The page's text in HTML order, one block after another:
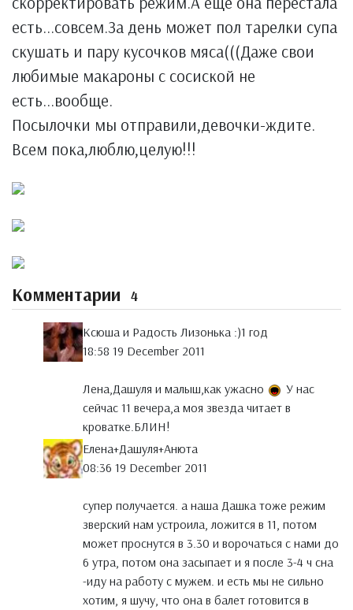
есть...совсем.За день может пол тарелки супа
скушать и пару кусочков мяса(((Даже свои
любимые макароны с сосиской не
есть...вообще.
Посылочки мы отправили,девочки-ждите.
Всем пока,люблю,целую!!!
Комментарии 4
Ксюша и Радость Лизонька :)1 год
18:58 19 December 2011
Лена,Дашуля и малыш,как ужасно
У нас
сейчас 11 вечера,а моя звезда читает в
кроватке.БЛИН!
Елена+Дашуля+Анюта
08:36 19 December 2011
супер получается. а наша Дашка тоже режим
зверский нам устроила, ложится в 11, потом
может проснутся в 3.30 и ворочаться с нами до
6 утра, потом она засыпает и я после 3-4 ч сна
-иду на работу с мужем. и есть мы не сильно
хотим, я шучу, что она в балет готовится в